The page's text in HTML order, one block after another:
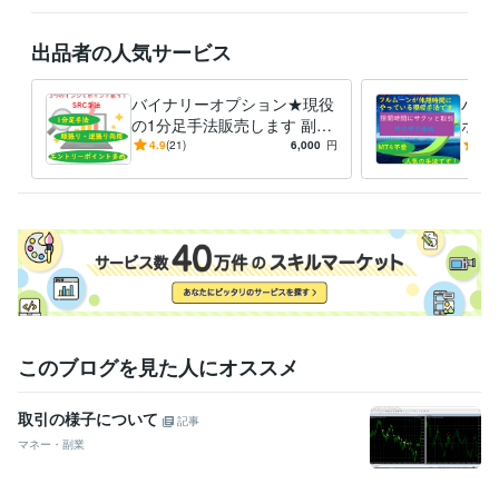
資産運用・副業の相談 バイナリーオプション FX
外国為替証拠金取引
在宅ワーク
出品者の人気サービス
バイナリーオプション★現役
の1分足手法販売します 副業
★スマホでもOK！3つのイン
4.9(21) 6,000 円
バイ
ホで
気
このブログを見た人にオススメ
取引の様子について
記事
マネー・副業